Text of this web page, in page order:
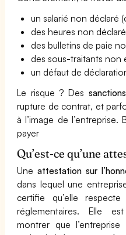
un salarié non déclaré
des heures non
des bulletins de paie
des sous-traitants non
un défaut de
Le risque ? Des
rupture de contrat, et
à l’image de
payer
Qu’est-ce qu’une
Une attestation sur
dans lequel une
certifie qu’elle
réglementaires. Elle
montrer que